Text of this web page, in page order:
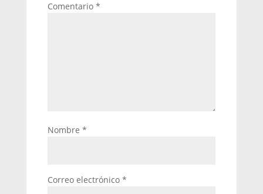
Comentario *
Nombre *
Correo electrónico *